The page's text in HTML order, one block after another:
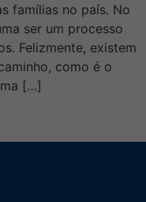
famílias no país. No
ser um processo
Felizmente, existem
como é o
[…]